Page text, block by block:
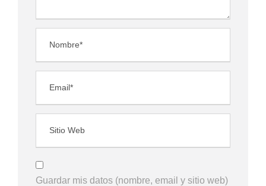
Guardar mis datos (nombre, email y sitio web)